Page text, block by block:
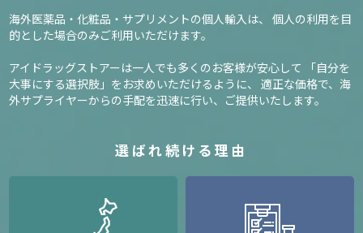
海外医薬品・化粧品・サプリメントの個人輸入は、
個人の利用を目
的とした場合のみご利用いただけます。
アイドラッグストアーは一人でも多くのお客様が安心して
「自分を
大事にする選択肢」をお求めいただけるように、
適正な価格で、海
外サプライヤーからの手配を迅速に行い、ご提供いたします。
選ばれ続ける理由